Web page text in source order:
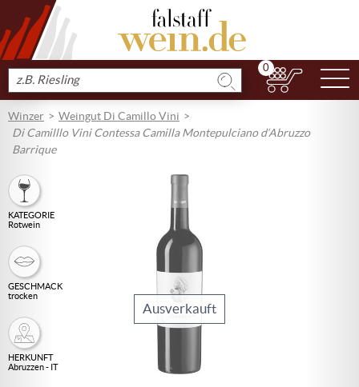
Produkt
suchen
0
Winzer
Weingut Di Camillo Vini
Di Camilllo Vini Contessa Camilla Montepulciano d‘Abruzzo
Barrique
KATEGORIE
Rotwein
GESCHMACK
trocken
HERKUNFT
Abruzzen - IT
Ausverkauft